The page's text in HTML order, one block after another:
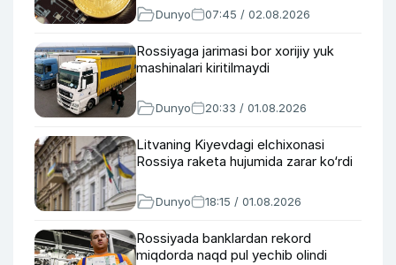
Dunyo 07:45 / 02.08.2026
Rossiyaga jarimasi bor xorijiy yuk
mashinalari kiritilmaydi
Dunyo 20:33 / 01.08.2026
Litvaning Kiyevdagi elchixonasi
Rossiya raketa hujumida zarar ko‘rdi
Dunyo 18:15 / 01.08.2026
Rossiyada banklardan rekord
miqdorda naqd pul yechib olindi